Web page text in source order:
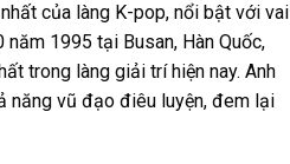
của làng K-pop, nổi bật với vai
1995 tại Busan, Hàn Quốc,
trong làng giải trí hiện nay. Anh
năng vũ đạo điêu luyện, đem lại